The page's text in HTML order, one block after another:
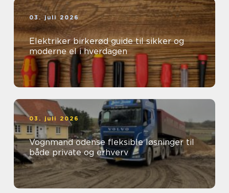
03. juli 2026
Elektriker birkerød guide til sikker og
moderne el i hverdagen
03. juli 2026
Vognmand odense fleksible løsninger til
både private og erhverv